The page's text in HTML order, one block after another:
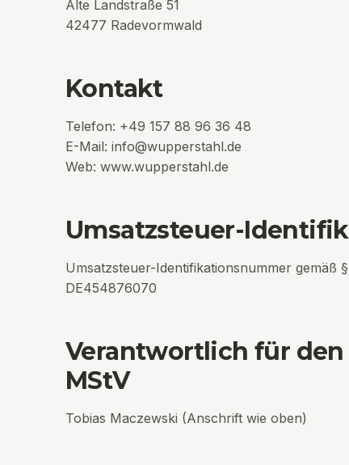
Alte Landstraße 51
42477 Radevormwald
Kontakt
Telefon: +49 157 88 96 36 48
E-Mail: info@wupperstahl.de
Web: www.wupperstahl.de
Umsatzsteuer-
Umsatzsteuer-Identifikationsnummer gemäß
DE454876070
Verantwortlich für den
MStV
Tobias Maczewski (Anschrift wie oben)